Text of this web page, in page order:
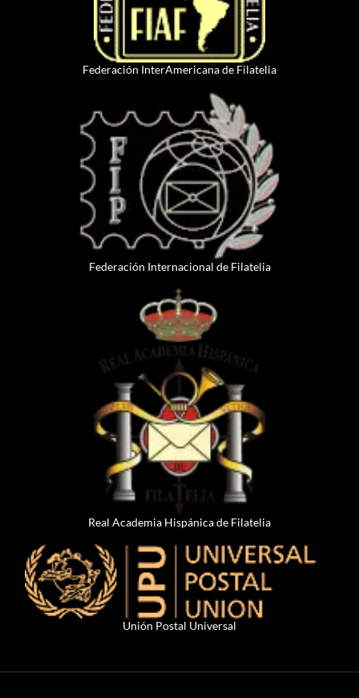
Federación InterAmericana de Filatelia
Federación Internacional de Filatelia
Real Academia Hispánica de Filatelia
Unión Postal Universal